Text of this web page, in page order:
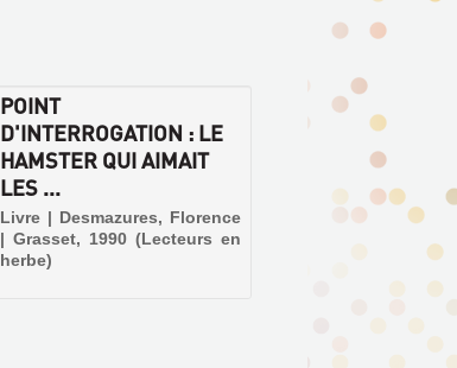
POINT
D'INTERROGATION : LE
HAMSTER QUI AIMAIT
LES ...
Livre | Desmazures, Florence
| Grasset, 1990 (Lecteurs en
herbe)